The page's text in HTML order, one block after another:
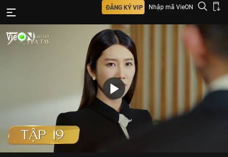
ĐĂNG KÝ VIP Nhập mã VieON